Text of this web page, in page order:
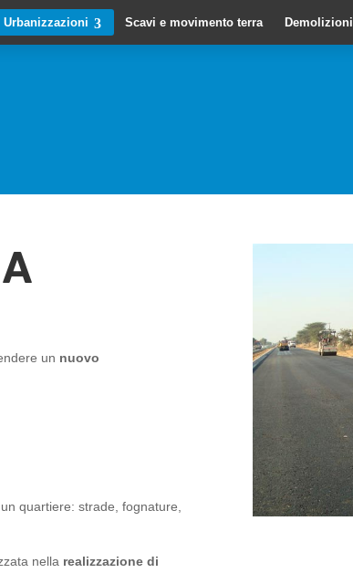
Urbanizzazioni Scavi e movimento terra Demolizioni
un nuovo
quartiere: strade, fognature,
nella realizzazione di